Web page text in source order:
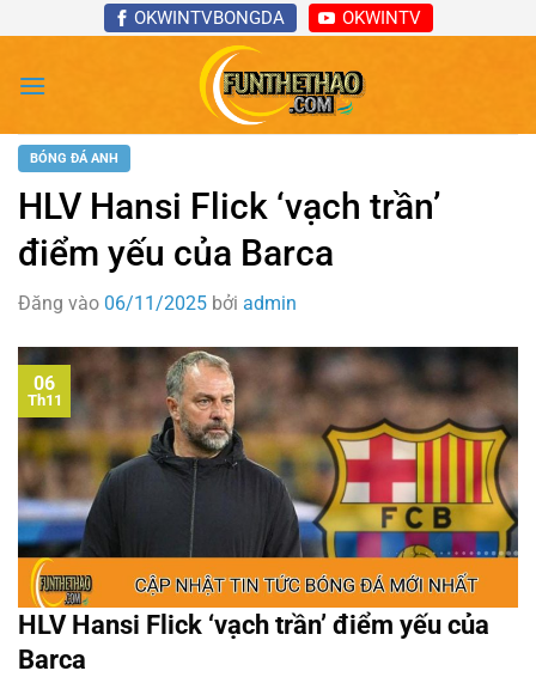
nội
OKWINTVBONGDA OKWINTV
BÓNG ĐÁ ANH
HLV Hansi Flick ‘vạch trần’
điểm yếu của Barca
Đăng vào 06/11/2025 bởi admin
06
Th11
HLV Hansi Flick ‘vạch trần’ điểm yếu của
Barca